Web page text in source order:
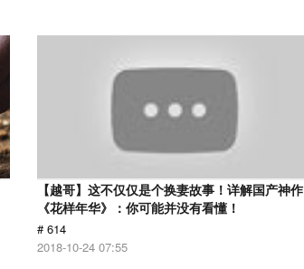
【越哥】这不仅仅是个换妻故事！详解国产神作
《花样年华》：你可能并没有看懂！
# 614
2018-10-24 07:55